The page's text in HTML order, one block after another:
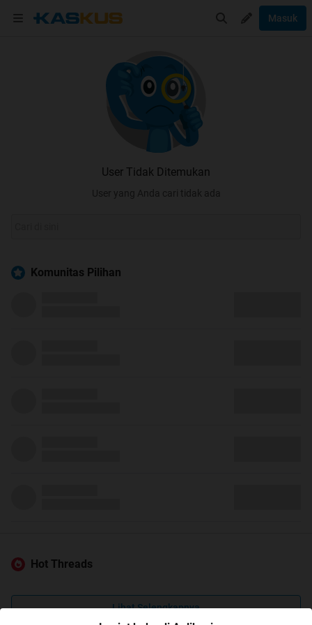
Masuk
User Tidak Ditemukan
User yang Anda cari tidak ada
Komunitas Pilihan
Hot Threads
Lihat Selengkapnya